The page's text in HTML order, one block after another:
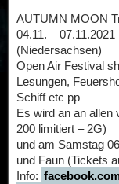
AUTUMN MOON
04.11. –
(Niedersachsen)
Open Air Festival
Lesungen,
Schiff etc pp
Es wird an an allen
200 limitiert – 2G)
und am Samstag
und Faun (Tickets
Info: